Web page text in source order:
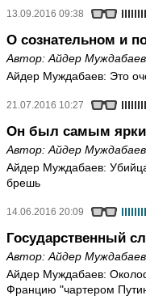
13.09.2016 09:38
О сознательном и
Автор: Айдер Муждабаев
Айдер Муждабаев: Это
21.07.2016 10:27
Он был самым
Автор: Айдер Муждабаев
Айдер Муждабаев:
брешь
14.06.2016 20:09
Государственный
Автор: Айдер Муждабаев
Айдер Муждабаев:
Францию "чартером